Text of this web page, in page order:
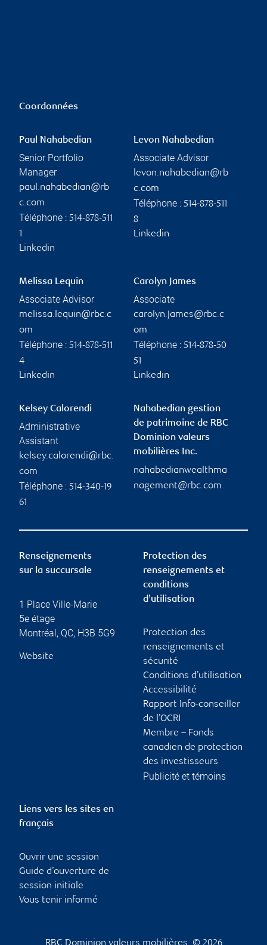
Coordonnées
Paul Nahabedian
Senior Portfolio
Manager
paul.nahabedian@rb
c.com
Téléphone : 514-878-511
1
Linkedin
Levon Nahabedian
Associate Advisor
levon.nahabedian@rb
c.com
Téléphone : 514-878-511
8
Linkedin
Melissa Lequin
Associate Advisor
melissa.lequin@rbc.c
om
Téléphone : 514-878-511
4
Linkedin
Carolyn James
Associate
carolyn.james@rbc.c
om
Téléphone : 514-878-50
51
Linkedin
Kelsey Calorendi
Administrative
Assistant
kelsey.calorendi@rbc.
com
Téléphone : 514-340-19
61
Nahabedian gestion
de patrimoine de RBC
Dominion valeurs
mobilières Inc.
nahabedianwealthma
nagement@rbc.com
Renseignements
sur la succursale
1 Place Ville-Marie
5e étage
Montréal , QC, H3B 5G9
Website
Protection des
renseignements et
conditions
d’utilisation
Protection des
renseignements et
sécurité
Conditions d’utilisation
Accessibilité
Rapport Info-conseiller
de l’OCRI
Membre – Fonds
canadien de protection
des investisseurs
Publicité et témoins
Liens vers les sites en
français
Ouvrir une session
Guide d’ouverture de
session initiale
Vous tenir informé